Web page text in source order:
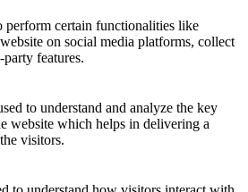
perform certain functionalities like
on social media platforms, collect
features.
to understand and analyze the key
website which helps in delivering a
visitors.